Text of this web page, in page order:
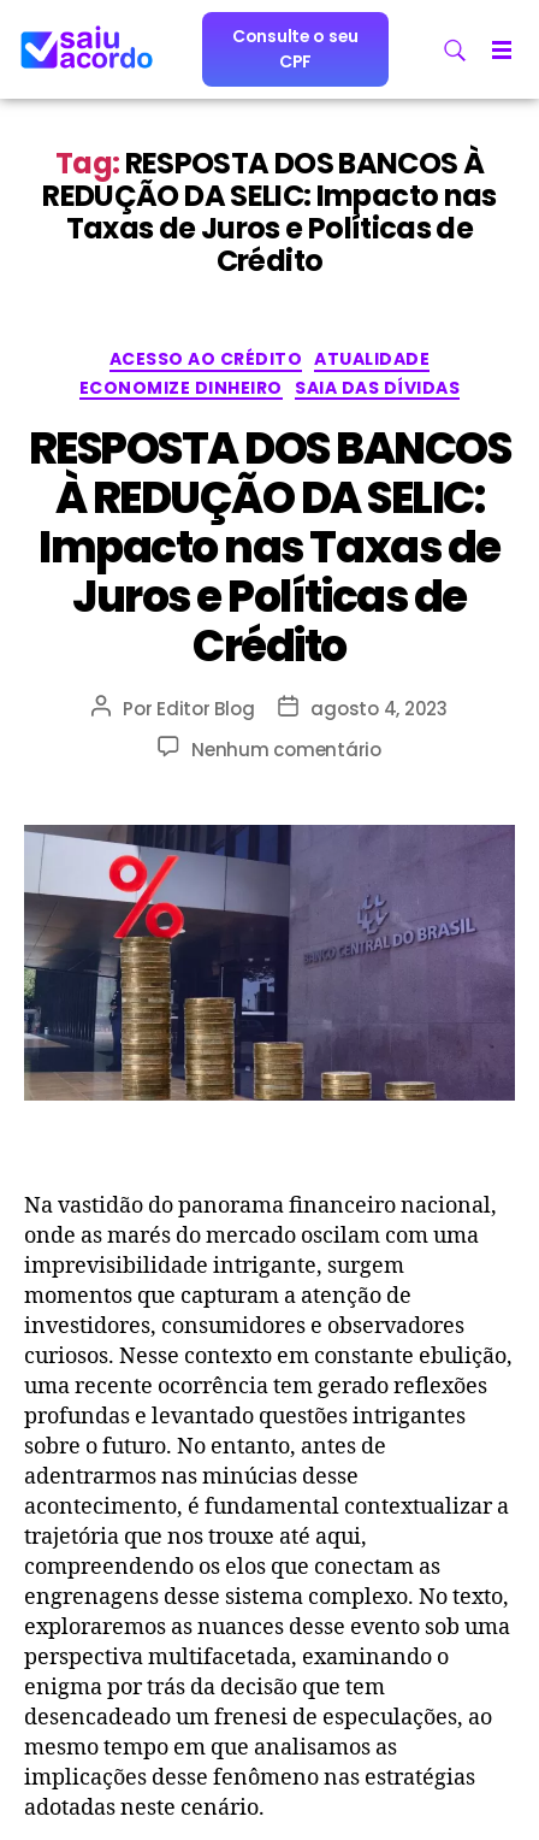
Consulte o seu
CPF
Tag:RESPOSTA DOS BANCOS À
REDUÇÃO DA SELIC: Impacto nas
Taxas de Juros e Políticas de
Crédito
ACESSO AO CRÉDITO ATUALIDADE
ECONOMIZE DINHEIRO
SAIA DAS DÍVIDAS
RESPOSTA DOS BANCOS
À REDUÇÃO DA SELIC:
Impacto nas Taxas de
Juros e Políticas de
Crédito
Por Editor Blog
agosto 4, 2023
Nenhum comentário
Na vastidão do panorama financeiro nacional,
onde as marés do mercado oscilam com uma
imprevisibilidade intrigante, surgem
momentos que capturam a atenção de
investidores, consumidores e observadores
curiosos. Nesse contexto em constante ebulição,
uma recente ocorrência tem gerado reflexões
profundas e levantado questões intrigantes
sobre o futuro. No entanto, antes de
adentrarmos nas minúcias desse
acontecimento, é fundamental contextualizar a
trajetória que nos trouxe até aqui,
compreendendo os elos que conectam as
engrenagens desse sistema complexo. No texto,
exploraremos as nuances desse evento sob uma
perspectiva multifacetada, examinando o
enigma por trás da decisão que tem
desencadeado um frenesi de especulações, ao
mesmo tempo em que analisamos as
implicações desse fenômeno nas estratégias
adotadas neste cenário.